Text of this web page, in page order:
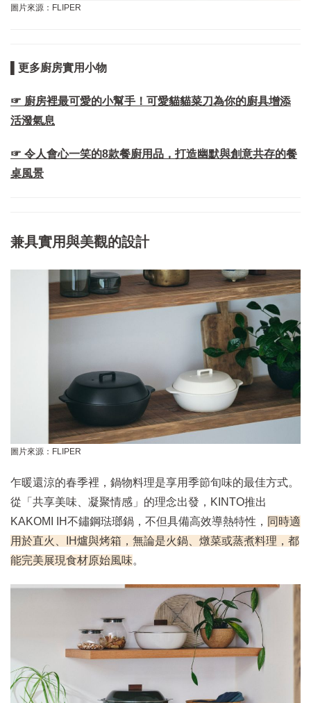
圖片來源：FLIPER
▌更多廚房實用小物
☞ 廚房裡最可愛的小幫手！可愛貓貓菜刀為你的廚具增添
活潑氣息
☞ 令人會心一笑的8款餐廚用品，打造幽默與創意共存的餐
桌風景
兼具實用與美觀的設計
圖片來源：FLIPER
乍暖還涼的春季裡，鍋物料理是享用季節旬味的最佳方式。
從「共享美味、凝聚情感」的理念出發，KINTO推出
KAKOMI IH不鏽鋼琺瑯鍋，不但具備高效導熱特性， 同時適
用於直火、IH爐與烤箱，無論是火鍋、燉菜或蒸煮料理，都
能完美展現食材原始風味。